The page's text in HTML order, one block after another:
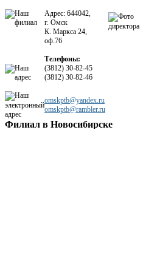
Адрес: 644042,
г. Омск
К. Маркса 24,
оф.76
Телефоны:
(3812) 30-82-45
(3812) 30-82-46
omskptb@yandex.ru
omskptb@rambler.ru
Филиал в Новосибирске